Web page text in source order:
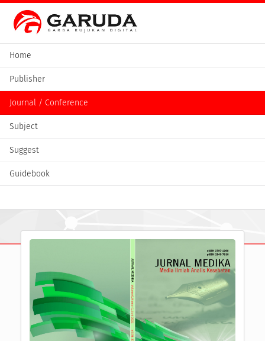
Home
Publisher
Journal / Conference
Subject
Suggest
Guidebook